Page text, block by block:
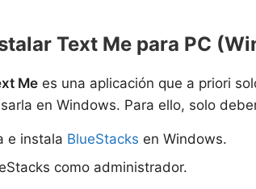
Text Me para PC
Me es una aplicación que a priori
en Windows. Para ello, solo
e instala BlueStacks en Windows.
como administrador.